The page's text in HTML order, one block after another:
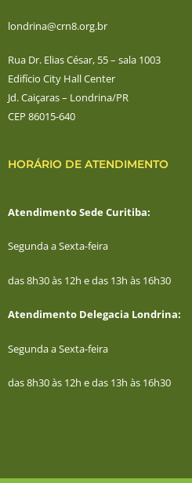
londrina@crn8.org.br
Rua Dr. Elias César, 55 – sala 1003
Edifício City Hall Center
Jd. Caiçaras – Londrina/PR
CEP 86015-640
HORÁRIO DE ATENDIMENTO
Atendimento Sede Curitiba:
Segunda a Sexta-feira
das 8h30 às 12h e das 13h às 16h30
Atendimento Delegacia Londrina:
Segunda a Sexta-feira
das 8h30 às 12h e das 13h às 16h30